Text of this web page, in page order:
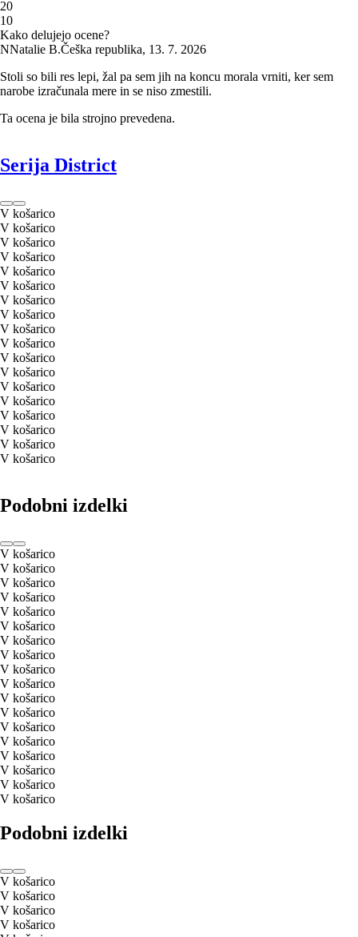
20
10
Kako delujejo ocene?
NNatalie B.Češka republika, 13. 7. 2026
Stoli so bili res lepi, žal pa sem jih na koncu morala vrniti, ker sem
narobe izračunala mere in se niso zmestili.
Ta ocena je bila strojno prevedena.
Serija District
V košarico
V košarico
V košarico
V košarico
V košarico
V košarico
V košarico
V košarico
V košarico
V košarico
V košarico
V košarico
V košarico
V košarico
V košarico
V košarico
V košarico
V košarico
Podobni izdelki
V košarico
V košarico
V košarico
V košarico
V košarico
V košarico
V košarico
V košarico
V košarico
V košarico
V košarico
V košarico
V košarico
V košarico
V košarico
V košarico
V košarico
V košarico
Podobni izdelki
V košarico
V košarico
V košarico
V košarico